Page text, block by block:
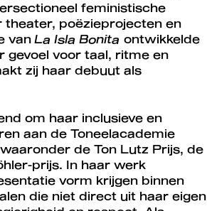
feministische
poëzieprojecten en
vanLa Isla Bonita ontwikkelde
gevoel voor taal, ritme en
zij haar debuut als
om haar inclusieve en
aan de Toneelacademie
de Ton Lutz Prijs, de
prijs. In haar werk
vorm krijgen binnen
die niet direct uit haar eigen